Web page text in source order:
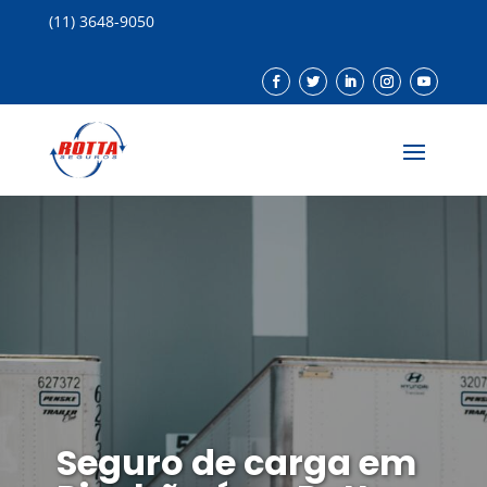
(11) 3648-9050
Seguro de carga em